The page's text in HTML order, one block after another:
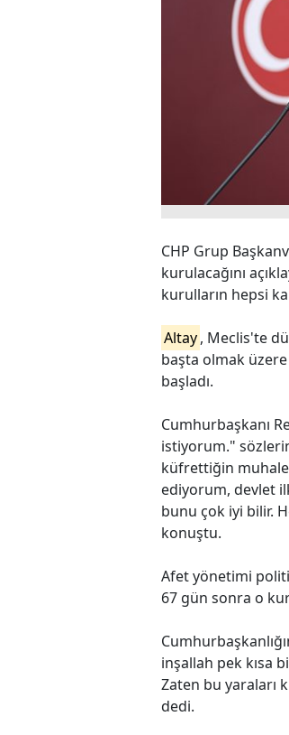
CHP Grup
kurulacağını
kurulların hepsi
Altay, Meclis'te
başta olmak
başladı.
Cumhurbaşkanı
istiyorum."
küfrettiğin
ediyorum, devlet
bunu çok iyi bilir.
konuştu.
Afet yönetimi
67 gün sonra o
inşallah pek kısa
Zaten bu yaraları
dedi.